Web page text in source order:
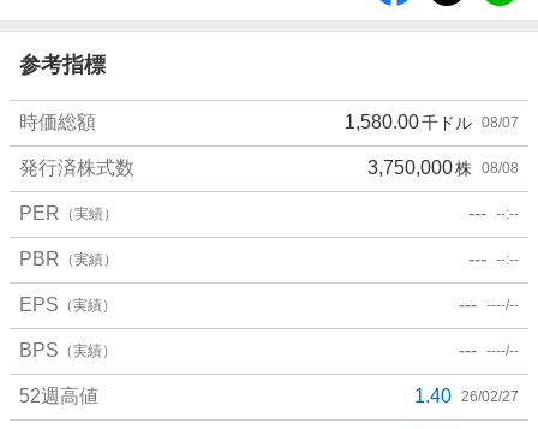
ア
参考指標
時価総額 1,580.00千ドル 08/07
発行済株式数 3,750,000株 08/08
PER （実績） --- --:--
PBR （実績） --- --:--
EPS （実績） --- ----/--
BPS （実績） --- ----/--
52週高値 1.40 26/02/27